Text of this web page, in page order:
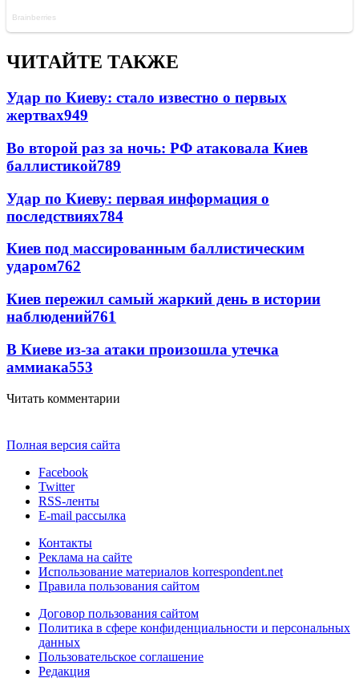
ЧИТАЙТЕ ТАКЖЕ
Удар по Киеву: стало известно о первых
жертвах949
Во второй раз за ночь: РФ атаковала Киев
баллистикой789
Удар по Киеву: первая информация о
последствиях784
Киев под массированным баллистическим
ударом762
Киев пережил самый жаркий день в истории
наблюдений761
В Киеве из-за атаки произошла утечка
аммиака553
Читать комментарии
Полная версия сайта
Facebook
Twitter
RSS-ленты
E-mail рассылка
Контакты
Реклама на сайте
Использование материалов korrespondent.net
Правила пользования сайтом
Договор пользования сайтом
Политика в сфере конфиденциальности и персональных
данных
Пользовательское соглашение
Редакция